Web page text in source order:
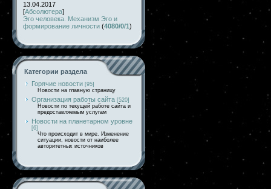
13.04.2017
[Абсолютера]
Эго человека. Механизм Эго и
формирование личности (4080/0/1)
Категории раздела
Горячие новости [95]
Новости на главную страницу
Организация работы сайта [520]
Новости по текущей работе сайта и
предоставляемым услугам
Новости на планетарном уровне
[6]
Что происходит в мире. Изменение
ситуации, новости от наиболее
авторитетных источников